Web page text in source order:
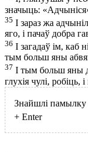
значыць:
35 І зараз жа
яго, і пачаў добра
36 І загадаў ім, каб
тым больш яны
37 І тым больш яны
глухія чулі, робіць,
Знайшлі памылку
+ Enter